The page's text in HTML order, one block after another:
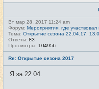
Вт мар 28, 2017 11:24 am
Форум: Мероприятия, где участвовал
Тема: Открытие сезона 22.04.17,
Ответы: 83
Просмотры: 104956
Re: Открытие сезона 2017
Я за 22.04.